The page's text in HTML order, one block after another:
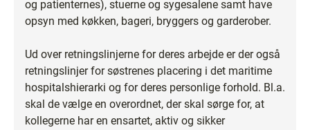
og patienternes), stuerne og sygesalene samt have
opsyn med køkken, bageri, bryggers og garderober.
Ud over retningslinjerne for deres arbejde er der også
retningslinjer for søstrenes placering i det maritime
hospitalshierarki og for deres personlige forhold. Bl.a.
skal de vælge en overordnet, der skal sørge for, at
kollegerne har en ensartet, aktiv og sikker